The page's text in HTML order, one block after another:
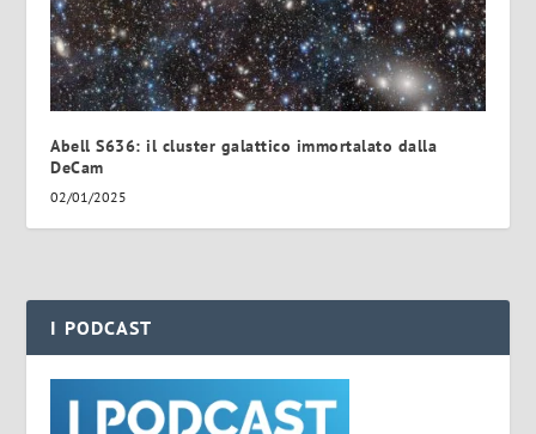
Abell S636: il cluster galattico immortalato dalla
DeCam
02/01/2025
I PODCAST